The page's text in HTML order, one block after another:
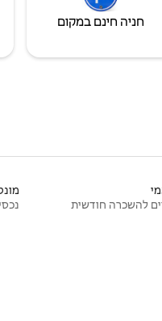
חניה חינם במקום
להשכרה חודשית